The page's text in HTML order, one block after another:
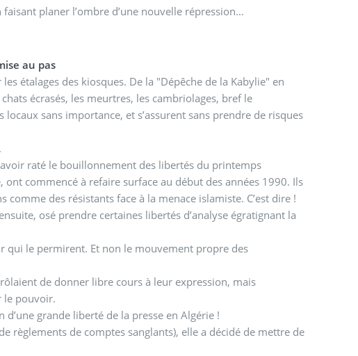
planer l’ombre d’une nouvelle répression...
au pas
étalages des kiosques. De la "Dépêche de la Kabylie" en
écrasés, les meurtres, les cambriolages, bref le
sans importance, et s’assurent sans prendre de risques
raté le bouillonnement des libertés du printemps
commencé à refaire surface au début des années 1990. Ils
des résistants face à la menace islamiste. C’est dire !
osé prendre certaines libertés d’analyse égratignant la
qui le permirent. Et non le mouvement propre des
de donner libre cours à leur expression, mais
le pouvoir.
grande liberté de la presse en Algérie !
règlements de comptes sanglants), elle a décidé de mettre de